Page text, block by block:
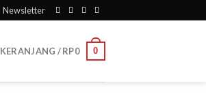
Newsletter
KERANJANG /RP0 0